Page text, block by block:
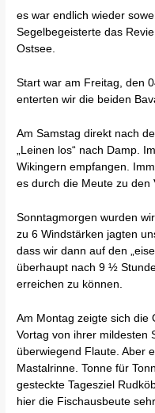
es war endlich wieder
Segelbegeisterte das
Ostsee.
Start war am Freitag, den
enterten wir die beiden
Am Samstag direkt nach
„Leinen los“ nach Damp.
Wikingern empfangen.
es durch die Meute zu den
Sonntagmorgen wurden
zu 6 Windstärken jagten
dass wir dann auf den
überhaupt nach 9 ½
erreichen zu können.
Am Montag zeigte sich die
Vortag von ihrer mildesten
überwiegend Flaute. Aber
Mastalrinne. Tonne für
gesteckte Tagesziel
hier die Fischausbeute